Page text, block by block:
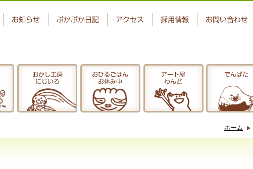
お知らせ ぷかぷか日記 アクセス 採用情報 お問い合わせ
ぷかぷか
おかし工房
にじいろ
おひるごはん
お休み中
アート屋
わんど
でんぱた
ホーム